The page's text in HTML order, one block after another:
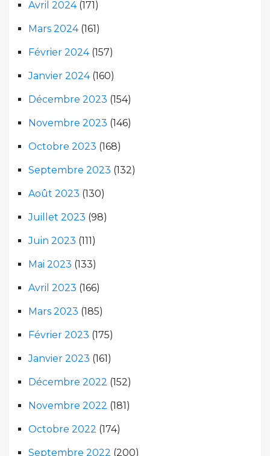
Avril 2024(171)
Mars 2024(161)
Février 2024(157)
Janvier 2024(160)
Décembre 2023 (154)
Novembre 2023 (146)
Octobre 2023 (168)
Septembre 2023 (132)
Août 2023 (130)
Juillet 2023 (98)
Juin 2023 (111)
Mai 2023 (133)
Avril 2023 (166)
Mars 2023 (185)
Février 2023 (175)
Janvier 2023 (161)
Décembre 2022 (152)
Novembre 2022 (181)
Octobre 2022 (174)
Septembre 2022 (200)